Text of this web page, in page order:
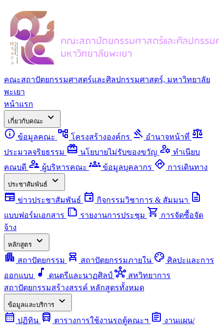
คณะสถาปัตยกรรมศาสตร์และศิลปกรรมศาสตร์, มหาวิทยาลัย
พะเยา
หน้าแรก
เกี่ยวกับคณะ
expand_more
info ข้อมูลคณะ account_tree โครงสร้างองค์กร gavel อำนาจหน้าที่ balance
ประมวลจริยธรรม redeem นโยบายไม่รับของขวัญ manage_accounts ทำเนียบ
คณบดี supervisor_account ผู้บริหารคณะ groups ข้อมูลบุคลากร directions การเดินทาง
ประชาสัมพันธ์
expand_more
newspaper ข่าวประชาสัมพันธ์ event กิจกรรมวิชาการ & สัมมนา description
แบบฟอร์มเอกสาร summarize รายงานการประชุม shopping_cart การจัดซื้อจัด
จ้าง
หลักสูตร
expand_more
apartment สถาปัตยกรรม chair_alt สถาปัตยกรรมภายใน palette ศิลปะและการ
ออกแบบ
music_note ดนตรีและนาฏศิลป์ hub สหวิทยาการ
สถาปัตยกรรมสร้างสรรค์ หลักสูตรทั้งหมด
ข้อมูลและบริการ
expand_more
calendar_month ปฏิทิน directions_bus ตารางการใช้งานรถตู้คณะฯ assignment งานแผน/